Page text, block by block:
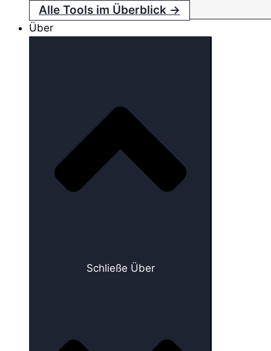
Alle Tools im Überblick →
Über
Schließe Über